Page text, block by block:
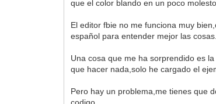
que el color blando en un poco
El editor fbie no me funciona muy
español para entender mejor las cosas.
Una cosa que me ha sorprendido es
que hacer nada,solo he cargado el
Pero hay un problema,me tienes que